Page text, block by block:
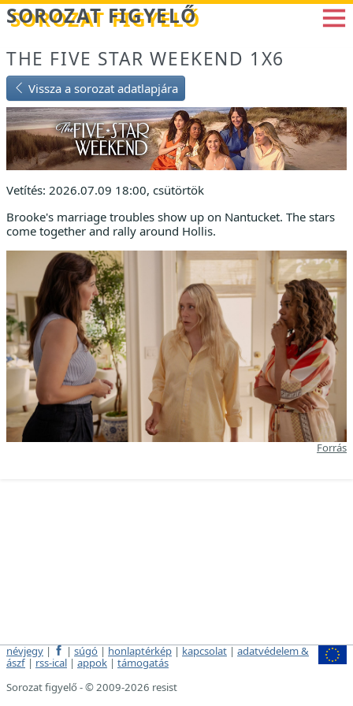
Betöltés...
SOROZAT FIGYELŐ
THE FIVE STAR WEEKEND 1X6
Vissza a sorozat adatlapjára
Vetítés: 2026.07.09 18:00, csütörtök
Brooke's marriage troubles show up on Nantucket. The stars
come together and rally around Hollis.
Forrás
névjegy | | súgó | honlaptérkép | kapcsolat | adatvédelem &
ászf | rss-ical | appok | támogatás
Sorozat figyelő - © 2009-2026 resist